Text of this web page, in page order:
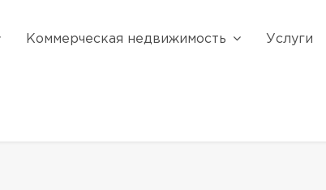
Коммерческая недвижимость Услуги